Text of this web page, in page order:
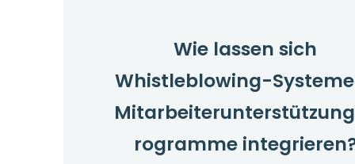
Wie lassen sich
Whistleblowing-
rogramme